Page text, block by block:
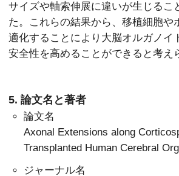
サイズや軸索伸展に違いが生じるこ
た。これらの結果から、移植細胞や
適化することにより大脳オルガノイ
安全性を高めることができると考え
5. 論文名と著者
論文名
Axonal Extensions along
Transplanted Human Cerebral
ジャーナル名